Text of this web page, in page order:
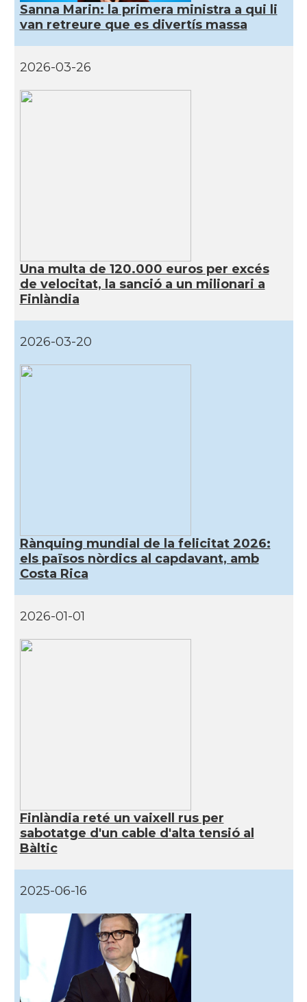
Sanna Marin: la primera ministra a qui li
van retreure que es divertís massa
2026-03-26
Una multa de 120.000 euros per excés
de velocitat, la sanció a un milionari a
Finlàndia
2026-03-20
Rànquing mundial de la felicitat 2026:
els països nòrdics al capdavant, amb
Costa Rica
2026-01-01
Finlàndia reté un vaixell rus per
sabotatge d'un cable d'alta tensió al
Bàltic
2025-06-16